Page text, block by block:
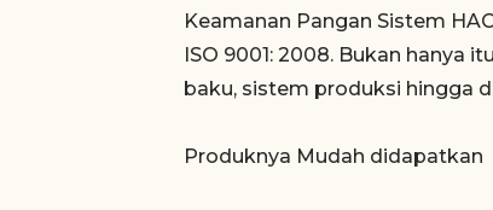
Keamanan Pangan Sistem
ISO 9001: 2008. Bukan hanya
baku, sistem produksi hingga
Produknya Mudah didapatkan